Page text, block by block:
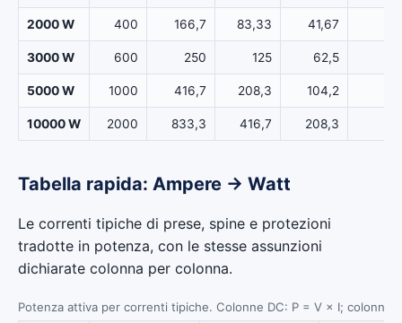
2000 W 400 166,7 83,33 41,67
3000 W 600 250 125 62,5
5000 W 1000 416,7 208,3 104,2
10000 W 2000 833,3 416,7 208,3
Tabella rapida: Ampere → Watt
Le correnti tipiche di prese, spine e protezioni
tradotte in potenza, con le stesse assunzioni
dichiarate colonna per colonna.
Potenza attiva per correnti tipiche. Colonne DC: P = V × I; colonne